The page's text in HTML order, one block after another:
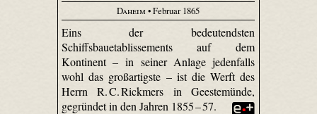
Daheim • Februar 1865
Eins der bedeutendsten
Schiffsbauetablissements auf dem
Kontinent – in seiner Anlage jedenfalls
wohl das großartigste – ist die Werft des
Herrn R. C. Rickmers in Geestemünde,
gegründet in den Jahren 1855 – 57.